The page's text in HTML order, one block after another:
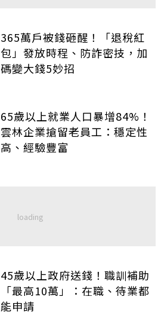
365萬戶被錢砸醒！「退稅紅
包」發放時程、防詐密技，加
碼變大錢5妙招
65歲以上就業人口暴增84%！
雲林企業搶留老員工：穩定性
高、經驗豐富
45歲以上政府送錢！職訓補助
「最高10萬」：在職、待業都
能申請